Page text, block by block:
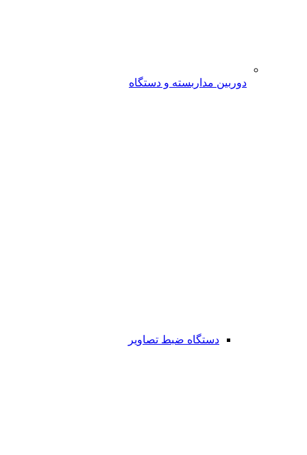
دوربین مداربسته و دستگاه
دستگاه ضبط تصاویر